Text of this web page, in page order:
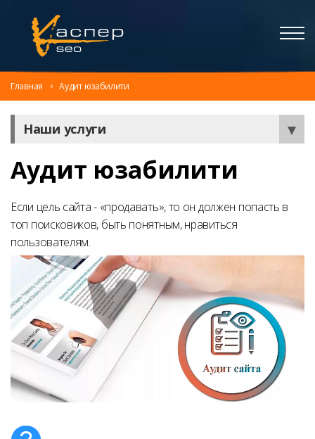
Главная Аудит юзабилити
Наши услуги
Аудит юзабилити
Если цель сайта - «продавать», то он должен попасть в
топ поисковиков, быть понятным, нравиться
пользователям.